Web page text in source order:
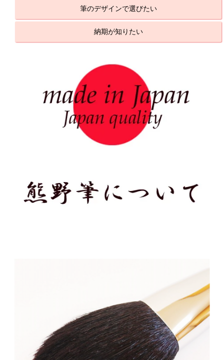
筆のデザインで選びたい
納期が知りたい